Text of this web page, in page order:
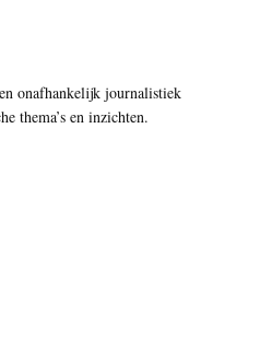
onafhankelijk journalistiek
thema’s en inzichten.